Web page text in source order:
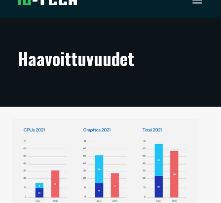
ARTIKKELIT
TECHBBS
TIETOA
HINTA.FI
KAUPPA
VAIHDA TEEMA
Haavoittuvuudet